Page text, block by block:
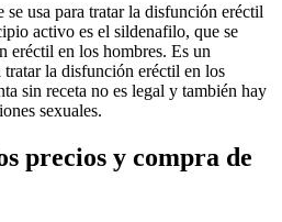
usa para tratar la disfunción eréctil
activo es el sildenafilo, que se
eréctil en los hombres. Es un
tratar la disfunción eréctil en los
sin receta no es legal y también hay
sexuales.
precios y compra de